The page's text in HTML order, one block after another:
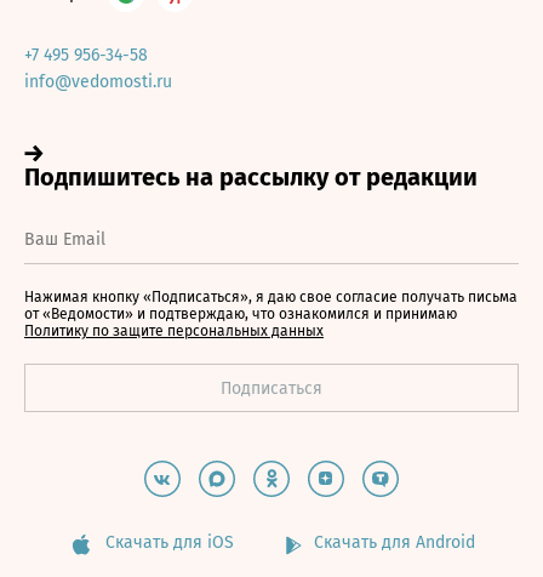
+7 495 956-34-58
info@vedomosti.ru
Нажимая кнопку «Подписаться», я даю свое согласие получать письма
от «Ведомости» и подтверждаю, что ознакомился и принимаю
Политику по защите персональных данных
Скачать для iOS Скачать для Android